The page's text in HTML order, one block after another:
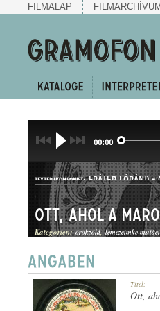
FILMALAP FILMARCHÍVUM
00:00
TEXTER/KOMPONIST: FRÁTER LÓRÁND-
GATTUNG: CSÁRDÁS
Ott, ahol a
Kategorien: örökzöld lemezcímke-
Titel:
Ott,